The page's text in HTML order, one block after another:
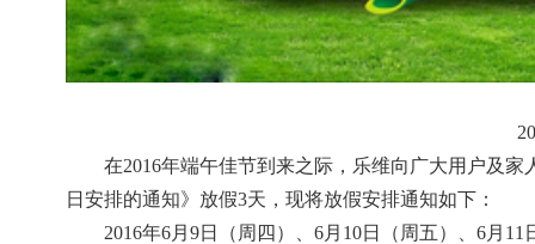
在2016年端午佳节到来之际，乐维向广大用户及
日安排的通知》 放假3天，现将放假安排通知如下：
2016年6月9日（周四）、6月10日（周五）、6月